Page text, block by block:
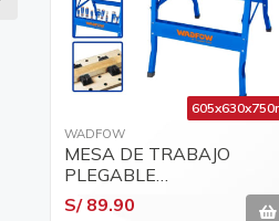
WADFOW
MESA DE TRABAJO
PLEGABLE
605X630X750MM
S/ 89.90